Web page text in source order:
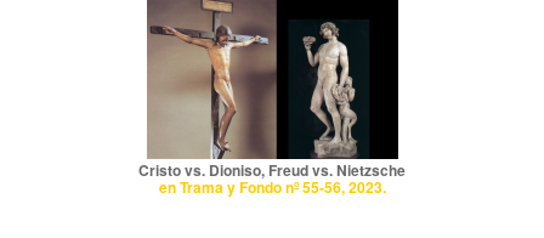
Cristo vs. Dioniso, Freud vs. Nietzsche
en Trama y Fondo nº 55-56, 2023.